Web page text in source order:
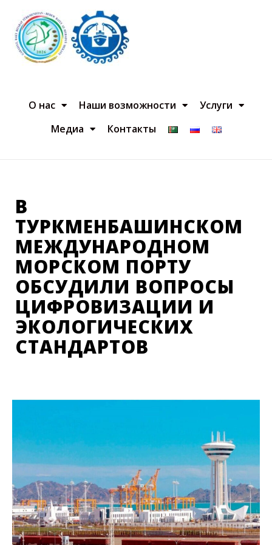
О нас Наши возможности
Услуги
Медиа
Контакты
В
ТУРКМЕНБАШИНСКОМ
МЕЖДУНАРОДНОМ
МОРСКОМ ПОРТУ
ОБСУДИЛИ ВОПРОСЫ
ЦИФРОВИЗАЦИИ И
ЭКОЛОГИЧЕСКИХ
СТАНДАРТОВ